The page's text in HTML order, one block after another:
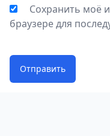
Сохранить моё
браузере для
Отправить